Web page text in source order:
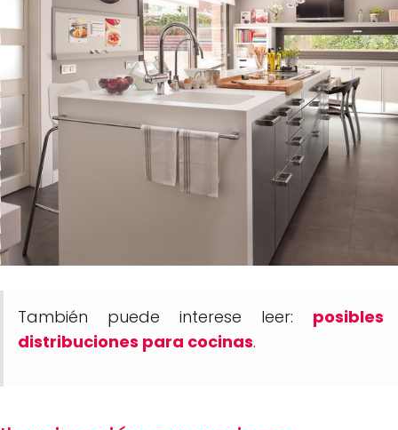
También puede interese leer: posibles
distribuciones para cocinas.